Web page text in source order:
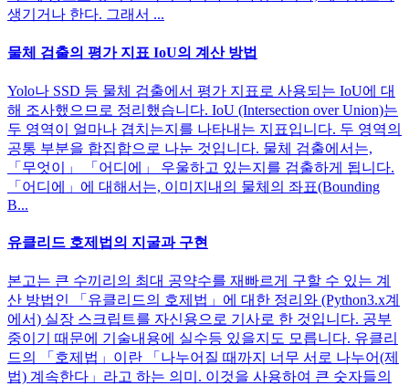
생기거나 한다. 그래서 ...
물체 검출의 평가 지표 IoU의 계산 방법
Yolo나 SSD 등 물체 검출에서 평가 지표로 사용되는 IoU에 대
해 조사했으므로 정리했습니다. IoU (Intersection over Union)는
두 영역이 얼마나 겹치는지를 나타내는 지표입니다. 두 영역의
공통 부분을 합집합으로 나눈 것입니다. 물체 검출에서는,
「무엇이」 「어디에」 우울하고 있는지를 검출하게 됩니다.
「어디에」에 대해서는, 이미지내의 물체의 좌표(Bounding
B...
유클리드 호제법의 지굴과 구현
본고는 큰 수끼리의 최대 공약수를 재빠르게 구할 수 있는 계
산 방법인 「유클리드의 호제법」에 대한 정리와 (Python3.x계
에서) 실장 스크립트를 자신용으로 기사로 한 것입니다. 공부
중이기 때문에 기술내용에 실수등 있을지도 모릅니다. 유클리
드의 「호제법」이란 「나누어질 때까지 너무 서로 나누어(제
법) 계속한다」라고 하는 의미. 이것을 사용하여 큰 숫자들의